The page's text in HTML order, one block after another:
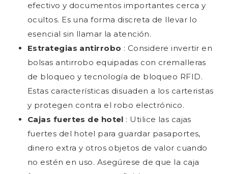
efectivo y documentos importantes cerca y
ocultos. Es una forma discreta de llevar lo
esencial sin llamar la atención.
Estrategias antirrobo : Considere invertir en
bolsas antirrobo equipadas con cremalleras
de bloqueo y tecnología de bloqueo RFID.
Estas características disuaden a los carteristas
y protegen contra el robo electrónico.
Cajas fuertes de hotel : Utilice las cajas
fuertes del hotel para guardar pasaportes,
dinero extra y otros objetos de valor cuando
no estén en uso. Asegúrese de que la caja